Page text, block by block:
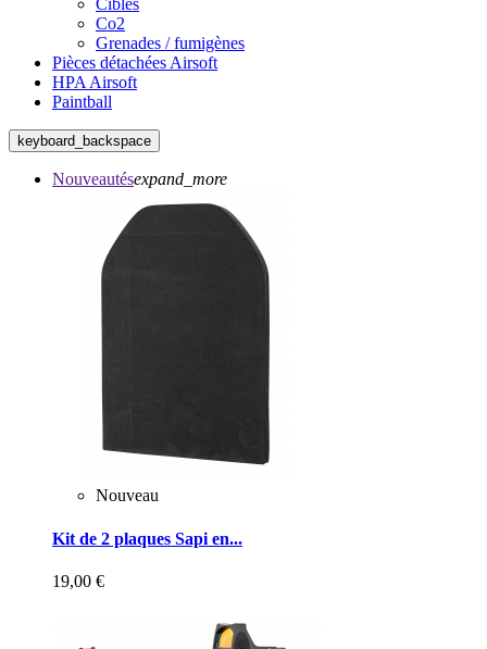
Cibles
Co2
Grenades / fumigènes
Pièces détachées Airsoft
HPA Airsoft
Paintball
keyboard_backspace
Nouveautésexpand_more
Nouveau
Kit de 2 plaques Sapi en...
19,00 €